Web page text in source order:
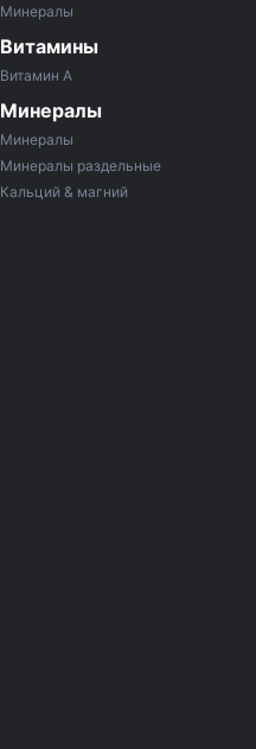
Минералы
Витамины
Витамин A
Минералы
Минералы
Минералы раздельные
Кальций & магний